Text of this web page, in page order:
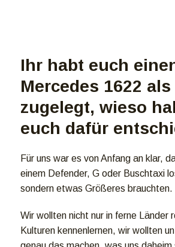
Ihr habt euch
Mercedes 1622
zugelegt, wieso
euch dafür
Für uns war es von Anfang an klar,
einem Defender, G oder Buschtaxi
sondern etwas Größeres brauchten.
Wir wollten nicht nur in ferne Länder
Kulturen kennenlernen, wir wollten